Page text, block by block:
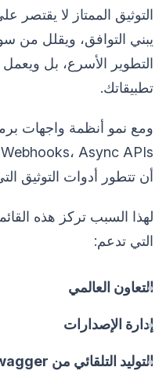
التوثيق الممتاز لا
يبني التوافق، ويقلل من
التطوير الأسرع، بل
تطبيقاتك.
أن تتطور أدوات التوثيق
التي تدعم:
التعاون العالمي
إدارة الإصدارات
التوليد التلقائي من OpenAPI/Swagger